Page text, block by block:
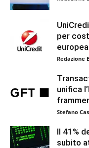
per
Redazione
unifica
Stefano
Il 41%
subito